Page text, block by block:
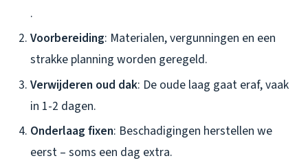
.
Voorbereiding: Materialen, vergunningen en een
strakke planning worden geregeld.
Verwijderen oud dak: De oude laag gaat eraf, vaak
in 1-2 dagen.
Onderlaag fixen: Beschadigingen herstellen we
eerst – soms een dag extra.